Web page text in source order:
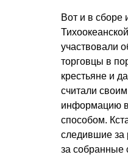
Вот и в сборе
участвовали
торговцы в
крестьяне и
считали
информацию
способом.
следившие за
за собранные